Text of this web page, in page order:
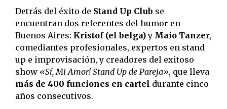
Detrás del éxito de Stand Up Club se
encuentran dos referentes del humor en
Buenos Aires: Kristof (el belga)y Maio Tanzer,
comediantes profesionales, expertos en stand
up e improvisación, y creadores del exitoso
show «Sí, Mi Amor! Stand Up de Pareja», que lleva
más de 400 funciones en cartel durante cinco
años consecutivos.